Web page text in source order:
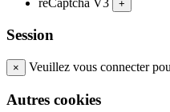
+
Session
× Veuillez vous connecter
Autres cookies